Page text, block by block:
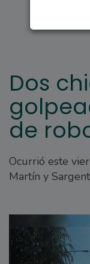
Dos
de
Ocurrió este
Martín y